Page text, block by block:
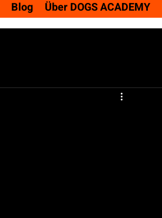
Blog Über DOGS ACADEMY